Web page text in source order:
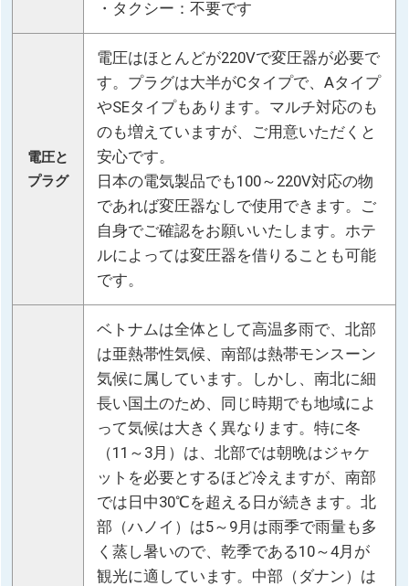
・タクシー：不要です
電圧と
プラグ
電圧はほとんどが220Vで変圧器が必要で
す。プラグは大半がCタイプで、Aタイプ
やSEタイプもあります。マルチ対応のも
のも増えていますが、ご用意いただくと
安心です。
日本の電気製品でも100～220V対応の物
であれば変圧器なしで使用できます。ご
自身でご確認をお願いいたします。ホテ
ルによっては変圧器を借りることも可能
です。
ベトナムは全体として高温多雨で、北部
は亜熱帯性気候、南部は熱帯モンスーン
気候に属しています。しかし、南北に細
長い国土のため、同じ時期でも地域によ
って気候は大きく異なります。特に冬
（11～3月）は、北部では朝晩はジャケ
ットを必要とするほど冷えますが、南部
では日中30℃を超える日が続きます。北
部（ハノイ）は5～9月は雨季で雨量も多
く蒸し暑いので、乾季である10～4月が
観光に適しています。中部（ダナン）は